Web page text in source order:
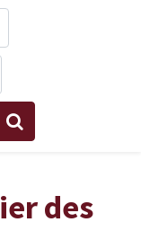
des